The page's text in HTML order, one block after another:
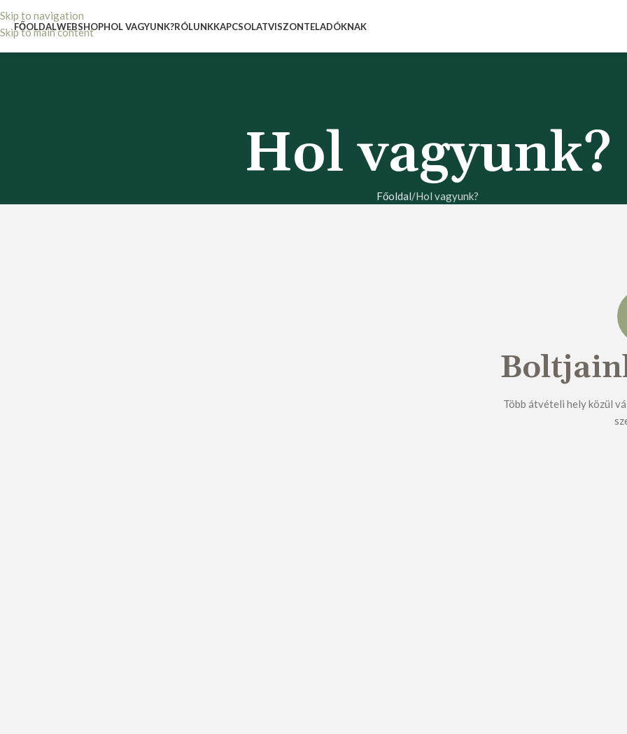
Skip to navigation
Skip to main content
FŐOLDALWEBSHOPHOL VAGYUNK?RÓLUNKKAPCSOLATVISZONTELADÓKNAK
Hol vagyunk?
Főoldal Hol vagyunk?
Több átvételi hely közül